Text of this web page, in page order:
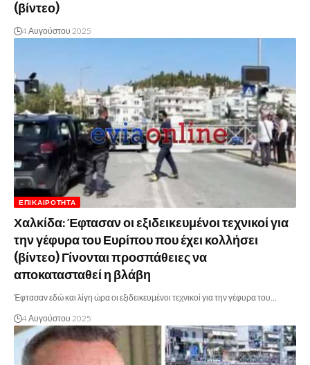
(βίντεο)
4 Αυγούστου 2025
ΕΠΙΚΑΙΡΌΤΗΤΑ
Χαλκίδα: Έφτασαν οι εξιδεικευμένοι τεχνικοί για
την γέφυρα του Ευρίπου που έχει κολλήσει
(βίντεο) Γίνονται προσπάθειες να
αποκατασταθεί η βλάβη
Έφτασαν εδώ και λίγη ώρα οι εξιδεικευμένοι τεχνικοί για την γέφυρα του…
4 Αυγούστου 2025